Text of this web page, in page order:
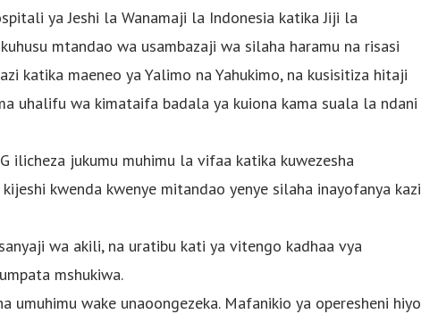
ya Jeshi la Wanamaji la Indonesia katika Jiji la
mtandao wa usambazaji wa silaha haramu na risasi
katika maeneo ya Yalimo na Yahukimo, na kusisitiza hitaji
uhalifu wa kimataifa badala ya kuiona kama suala la ndani
ilicheza jukumu muhimu la vifaa katika kuwezesha
kwenda kwenye mitandao yenye silaha inayofanya kazi
wa akili, na uratibu kati ya vitengo kadhaa vya
mshukiwa.
umuhimu wake unaoongezeka. Mafanikio ya operesheni hiyo